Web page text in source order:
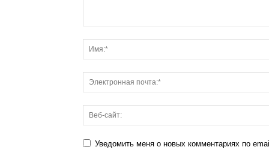
Уведомить меня о новых комментариях по